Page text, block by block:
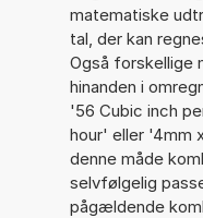
matematiske
tal, der kan
Også forskellige
hinanden i
'56 Cubic inch
hour' eller '4mm
denne måde
selvfølgelig
pågældende